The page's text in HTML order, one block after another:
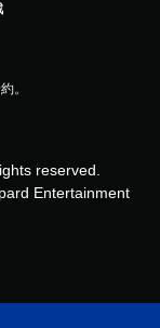
。
reserved.
Entertainment